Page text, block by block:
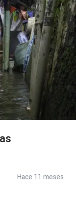
Hace 11 meses